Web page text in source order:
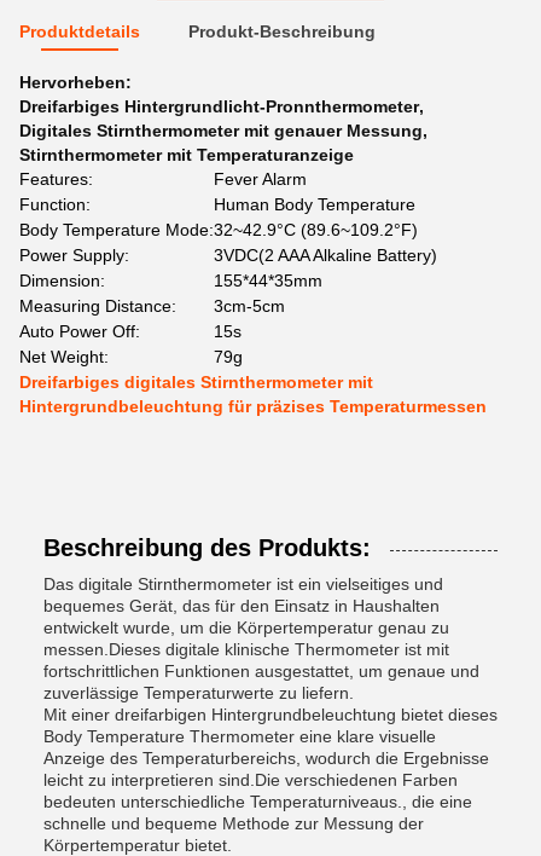
Produktdetails Produkt-Beschreibung
Hervorheben:
Dreifarbiges Hintergrundlicht-Pronnthermometer,
Digitales Stirnthermometer mit genauer Messung,
Stirnthermometer mit Temperaturanzeige
Features:
Fever Alarm
Function:
Human Body Temperature
Body Temperature Mode:32~42.9°C (89.6~109.2°F)
Power Supply:
3VDC(2 AAA Alkaline Battery)
Dimension:
155*44*35mm
Measuring Distance:
3cm-5cm
Auto Power Off:
15s
Net Weight:
79g
Dreifarbiges digitales Stirnthermometer mit
Hintergrundbeleuchtung für präzises Temperaturmessen
Beschreibung des Produkts:
Das digitale Stirnthermometer ist ein vielseitiges und
bequemes Gerät, das für den Einsatz in Haushalten
entwickelt wurde, um die Körpertemperatur genau zu
messen.Dieses digitale klinische Thermometer ist mit
fortschrittlichen Funktionen ausgestattet, um genaue und
zuverlässige Temperaturwerte zu liefern.
Mit einer dreifarbigen Hintergrundbeleuchtung bietet dieses
Body Temperature Thermometer eine klare visuelle
Anzeige des Temperaturbereichs, wodurch die Ergebnisse
leicht zu interpretieren sind.Die verschiedenen Farben
bedeuten unterschiedliche Temperaturniveaus., die eine
schnelle und bequeme Methode zur Messung der
Körpertemperatur bietet.